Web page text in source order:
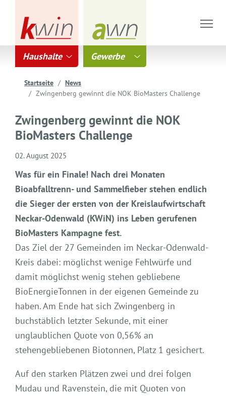
Haushalte Gewerbe
Startseite
News
Zwingenberg gewinnt die NOK BioMasters Challenge
Zwingenberg gewinnt die NOK
BioMasters Challenge
02. August 2025
Was für ein Finale! Nach drei Monaten
Bioabfalltrenn- und Sammelfieber stehen endlich
die Sieger der ersten von der Kreislaufwirtschaft
Neckar-Odenwald (KWiN) ins Leben gerufenen
BioMasters Kampagne fest.
Das Ziel der 27 Gemeinden im Neckar-Odenwald-
Kreis dabei: möglichst wenige Fehlwürfe und
damit möglichst wenig stehen gebliebene
BioEnergieTonnen in der eigenen Gemeinde zu
haben. Am Ende hat sich Zwingenberg in
buchstäblich letzter Sekunde, mit einer
unglaublichen Quote von 0,56% an
stehengebliebenen Biotonnen, Platz 1 gesichert.
Auf den starken Plätzen zwei und drei folgen
Mudau und Ravenstein, die mit Quoten von